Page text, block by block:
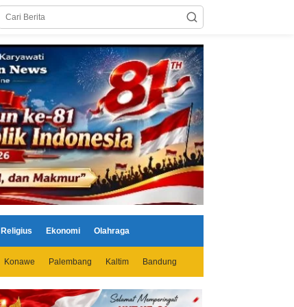
Religius Ekonomi Olahraga
Konawe Palembang Kaltim Bandung